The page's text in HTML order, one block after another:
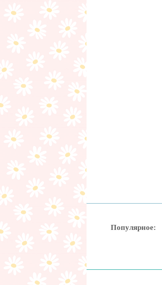
Популярное: